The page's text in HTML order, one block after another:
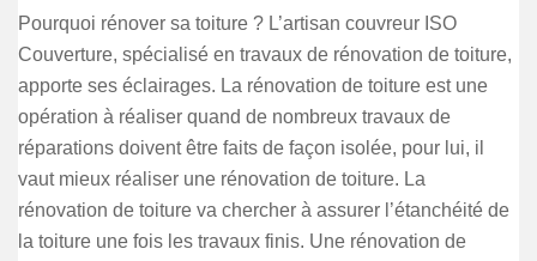
Pourquoi rénover sa toiture ? L’artisan couvreur ISO
Couverture, spécialisé en travaux de rénovation de toiture,
apporte ses éclairages. La rénovation de toiture est une
opération à réaliser quand de nombreux travaux de
réparations doivent être faits de façon isolée, pour lui, il
vaut mieux réaliser une rénovation de toiture. La
rénovation de toiture va chercher à assurer l’étanchéité de
la toiture une fois les travaux finis. Une rénovation de